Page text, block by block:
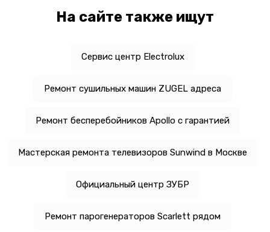
На сайте также ищут
Сервис центр Electrolux
Ремонт сушильных машин ZUGEL адреса
Ремонт бесперебойников Apollo с гарантией
Мастерская ремонта телевизоров Sunwind в Москве
Официальный центр ЗУБР
Ремонт парогенераторов Scarlett рядом